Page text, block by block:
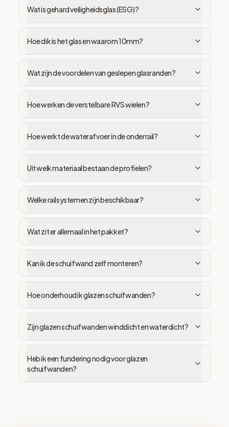
Wat is gehard veiligheidsglas (ESG)?
Hoe dik is het glas en waarom 10mm?
Wat zijn de voordelen van geslepen glasranden?
Hoe werken de verstelbare RVS wielen?
Hoe werkt de waterafvoer in de onderrail?
Uit welk materiaal bestaan de profielen?
Welke railsystemen zijn beschikbaar?
Wat zit er allemaal in het pakket?
Kan ik de schuifwand zelf monteren?
Hoe onderhoud ik glazen schuifwanden?
Zijn glazen schuifwanden winddicht en waterdicht?
Heb ik een fundering nodig voor glazen
schuifwanden?